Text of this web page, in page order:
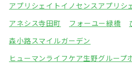
アプリシェイトイノセンスアプリシ
アネシス寺田町
フォーユー緑橋
森小路スマイルガーデン
ヒューマンライフケア生野グループ